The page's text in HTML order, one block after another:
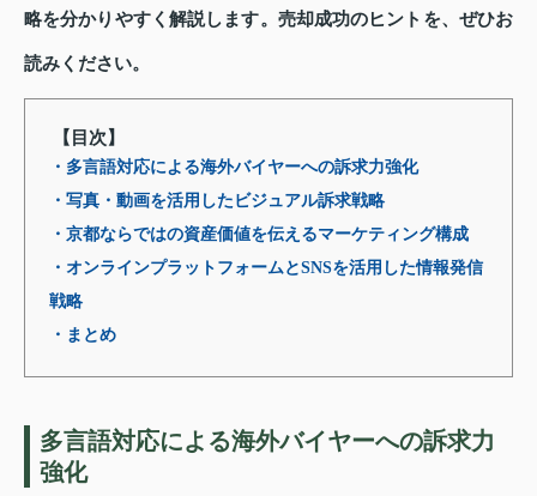
略を分かりやすく解説します。売却成功のヒントを、ぜひお
読みください。
【目次】
・多言語対応による海外バイヤーへの訴求力強化
・写真・動画を活用したビジュアル訴求戦略
・京都ならではの資産価値を伝えるマーケティング構成
・オンラインプラットフォームとSNSを活用した情報発信
戦略
・まとめ
多言語対応による海外バイヤーへの訴求力
強化